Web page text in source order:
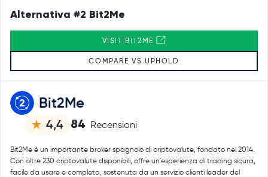
Bit2Me
4,4 84 Recensioni
Bit2Me è un importante broker spagnolo di criptovalute, fondato nel 2014.
Con oltre 230 criptovalute disponibili, offre un'esperienza di trading sicura,
facile da usare e completa, sostenuta da un servizio clienti leader del
Alternativa #2 Bit2Me
VISIT BIT2ME
COMPARE VS UPHOLD